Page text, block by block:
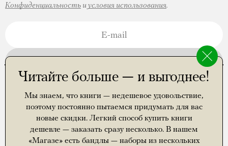
Конфиденциальностьиусловия использования.
Правила доставки
Самые частые вопросы о доставке
Где еще можно купить наши книги
Правила обработки данных
Читайте «Медузу»
Читайте больше — и выгоднее!
Мы знаем, что книги — недешевое удовольствие,
поэтому постоянно пытаемся придумать для вас
новые скидки. Легкий способ купить книги
дешевле — заказать сразу несколько. В нашем
«Магазе» есть бандлы — наборы из нескольких